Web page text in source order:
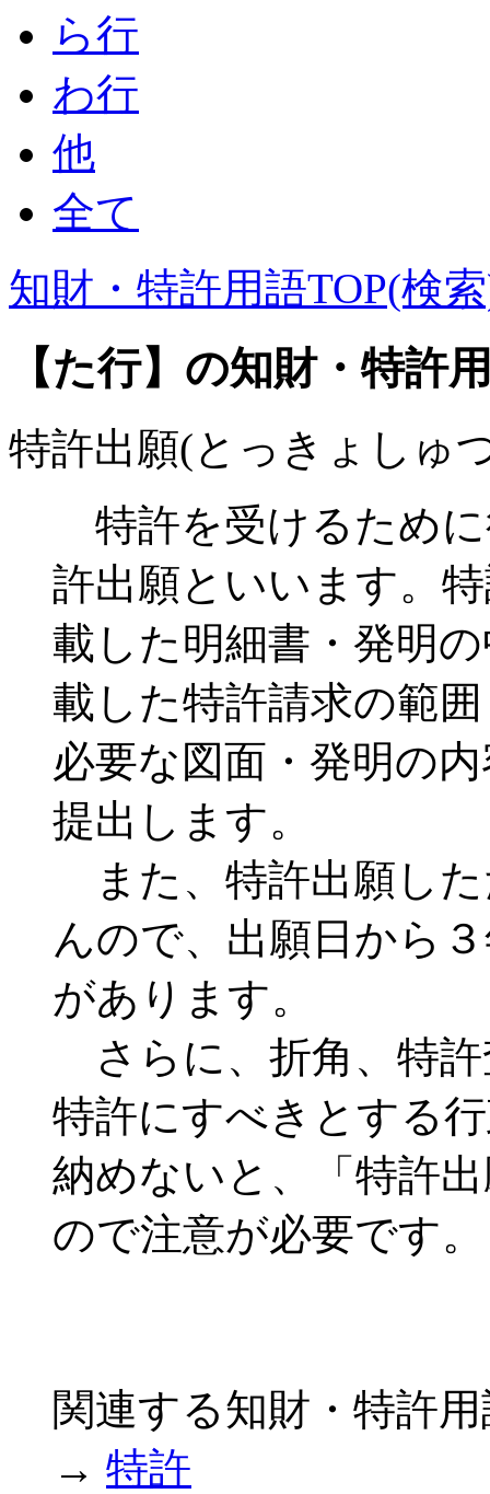
ら行
わ行
他
全て
知財・特許用語TOP(検
【た行】の知財・特許
特許出願(とっきょしゅ
特許を受けるため
許出願といいます。
載した明細書・発明
載した特許請求の範
必要な図面・発明の
提出します。
また、特許出願し
んので、出願日から
があります。
さらに、折角、特許
特許にすべきとする
納めないと、「特許
ので注意が必要です。
関連する知財・特許
→ 特許